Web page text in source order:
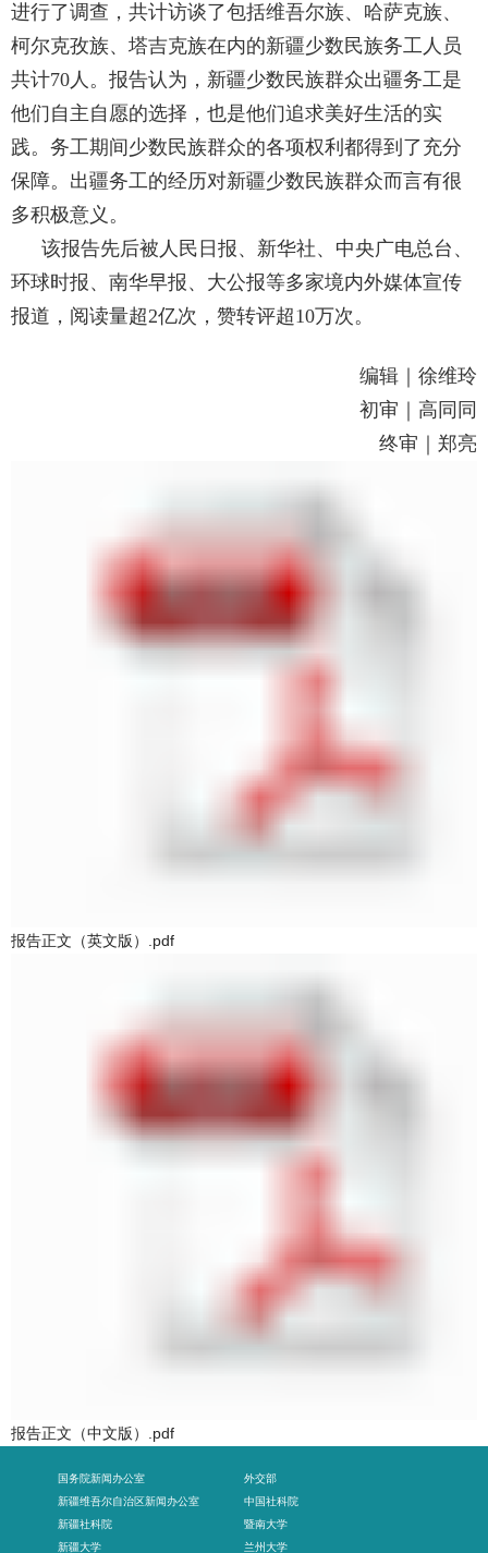
进行了调查，共计访谈了包括维吾尔族、哈萨克族、
柯尔克孜族、塔吉克族在内的新疆少数民族务工人员
共计70人。报告认为，新疆少数民族群众出疆务工是
他们自主自愿的选择，也是他们追求美好生活的实
践。务工期间少数民族群众的各项权利都得到了充分
保障。出疆务工的经历对新疆少数民族群众而言有很
多积极意义。
该报告先后被人民日报、新华社、中央广电总台、
环球时报、南华早报、大公报等多家境内外媒体宣传
报道，阅读量超2亿次，赞转评超10万次。
编辑
徐维玲
初审
高同同
终审
郑亮
报告正文（英文版）.pdf
报告正文（中文版）.pdf
国务院新闻办公室
外交部
新疆维吾尔自治区新闻办公室
中国社科院
新疆社科院
暨南大学
新疆大学
兰州大学